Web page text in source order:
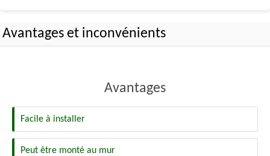
Avantages et inconvénients
Avantages
Facile à installer
Peut être monté au mur